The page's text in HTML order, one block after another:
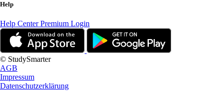
Help
Help CenterPremium Login
© StudySmarter
AGB
Impressum
Datenschutzerklärung